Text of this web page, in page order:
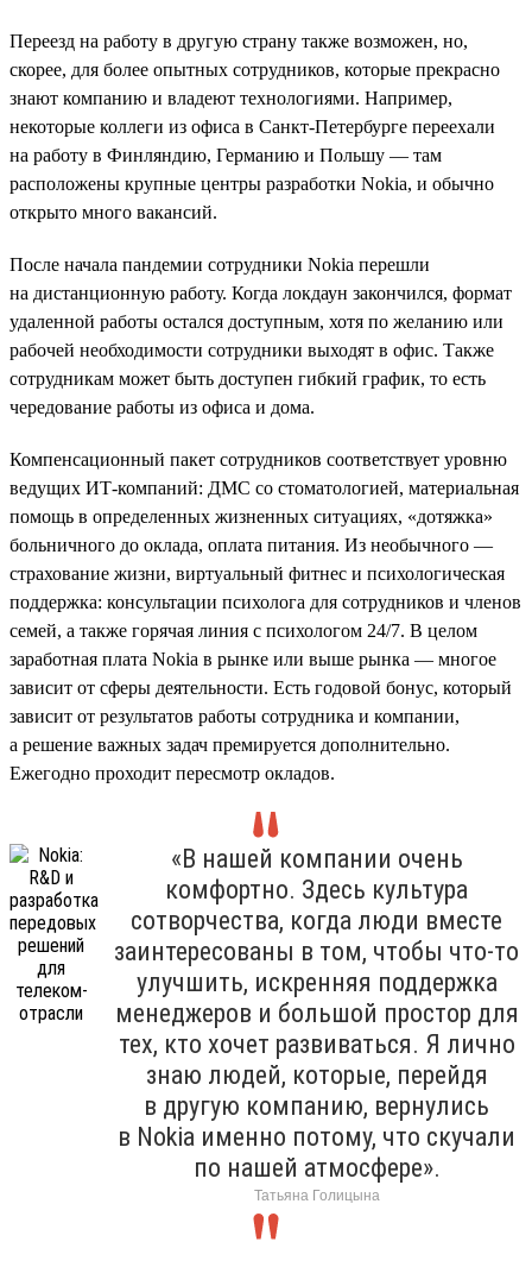
Переезд на работу в другую страну также возможен, но,
скорее, для более опытных сотрудников, которые прекрасно
знают компанию и владеют технологиями. Например,
некоторые коллеги из офиса в Санкт-Петербурге переехали
на работу в Финляндию, Германию и Польшу — там
расположены крупные центры разработки Nokia, и обычно
открыто много вакансий.
После начала пандемии сотрудники Nokia перешли
на дистанционную работу. Когда локдаун закончился, формат
удаленной работы остался доступным, хотя по желанию или
рабочей необходимости сотрудники выходят в офис. Также
сотрудникам может быть доступен гибкий график, то есть
чередование работы из офиса и дома.
Компенсационный пакет сотрудников соответствует уровню
ведущих ИТ-компаний: ДМС со стоматологией, материальная
помощь в определенных жизненных ситуациях, «дотяжка»
больничного до оклада, оплата питания. Из необычного —
страхование жизни, виртуальный фитнес и психологическая
поддержка: консультации психолога для сотрудников и членов
семей, а также горячая линия с психологом 24/7. В целом
заработная плата Nokia в рынке или выше рынка — многое
зависит от сферы деятельности. Есть годовой бонус, который
зависит от результатов работы сотрудника и компании,
а решение важных задач премируется дополнительно.
Ежегодно проходит пересмотр окладов.
«В нашей компании очень
комфортно. Здесь культура
сотворчества, когда люди вместе
заинтересованы в том, чтобы что-то
улучшить, искренняя поддержка
менеджеров и большой простор для
тех, кто хочет развиваться. Я лично
знаю людей, которые, перейдя
в другую компанию, вернулись
в Nokia именно потому, что скучали
по нашей атмосфере».
Татьяна Голицына